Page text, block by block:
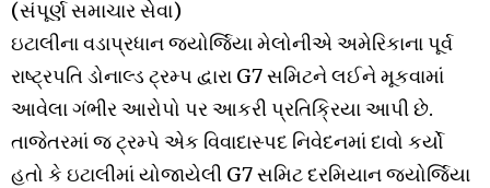
(સંપૂર્ણ સમાચાર સેવા)
ઇટાલીના વડાપ્રધાન જ્યોર્જિયા મેલોનીએ અમેરિકાના પૂર્વ
રાષ્ટ્રપતિ ડોનાલ્ડ ટ્રમ્પ દ્વારા G7 સમિટને લઈને મૂકવામાં
આવેલા ગંભીર આરોપો પર આકરી પ્રતિક્રિયા આપી છે.
તાજેતરમાં જ ટ્રમ્પે એક વિવાદાસ્પદ નિવેદનમાં દાવો કર્યો
હતો કે ઇટાલીમાં યોજાયેલી G7 સમિટ દરમિયાન જ્યોર્જિયા